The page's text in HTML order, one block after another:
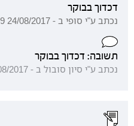
דכדוך בבוקר
נכתב ע"י סופי ב - 24/08/2017 08:16:09
תשובה: דכדוך בבוקר
נכתב ע"י סיון סובול ב - 27/08/2017 14:02:00